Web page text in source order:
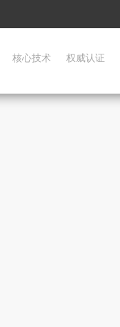
核心技术 权威认证